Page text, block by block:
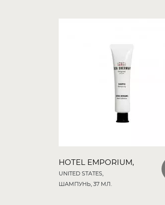
HOTEL EMPORIUM,
UNITED STATES,
ШАМПУНЬ, 37 МЛ.